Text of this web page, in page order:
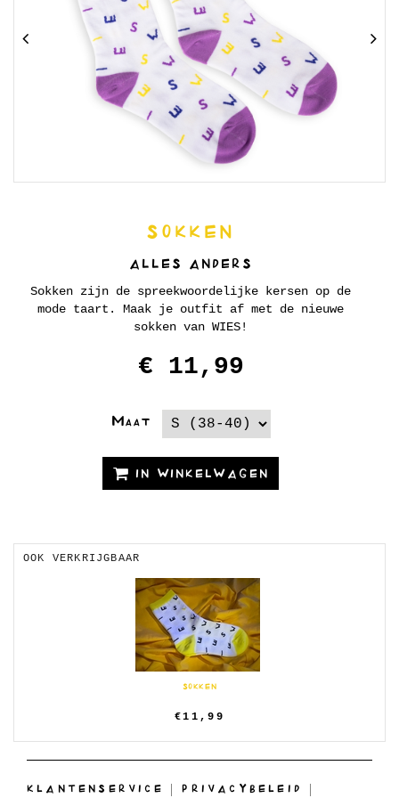
SOKKEN
ALLES ANDERS
Sokken zijn de spreekwoordelijke kersen op de
mode taart. Maak je outfit af met de nieuwe
sokken van WIES!
€ 11,99
Maat
IN WINKELWAGEN
OOK VERKRIJGBAAR
SOKKEN
€11,99
KLANTENSERVICE |PRIVACYBELEID